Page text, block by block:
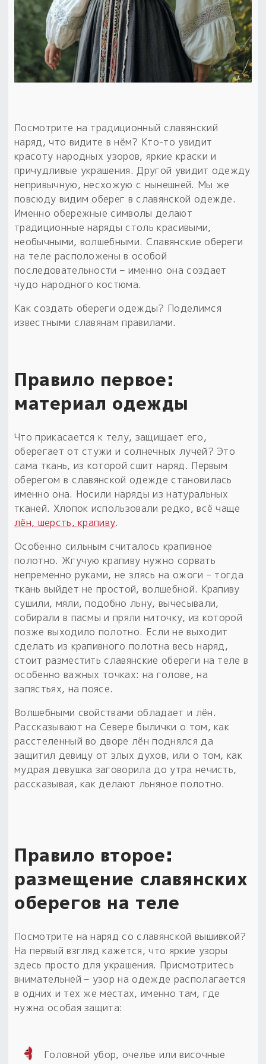
Обрядовые предметы
Расходные материалы
Готовые заговоры и обряды
Сундучок
Об авторе и издательстве
Наборы для книг
Электронные книги
Гадание он-лайн
Приложение для гадания
30 вариантов раскладов по системе Рез Рода:
Предметы
Магические наборы
Для алтаря
«Резы Рода. Нежиты» и «Резы
Рода.Духи-Хозяева» с колодами
толковники со значениями, раскладами,
толкованиями колод
Узнать
Пыльный сундучок
большое обновление
Товары со скидкой
Товары недели
Безоплатная доставка
на заказ от 4 тыс. руб. со скидкой
Оберег в подарок
к заказу от 3 тыс. руб.
Посмотрите на традиционный славянский
наряд, что видите в нём? Кто-то увидит
красоту народных узоров, яркие краски и
причудливые украшения. Другой увидит одежду
непривычную, несхожую с нынешней. Мы же
повсюду видим оберег в славянской одежде.
Именно обережные символы делают
традиционные наряды столь красивыми,
необычными, волшебными. Славянские обереги
на теле расположены в особой
последовательности – именно она создает
чудо народного костюма.
Как создать обереги одежды? Поделимся
известными славянам правилами.
Правило первое:
материал одежды
Что прикасается к телу, защищает его,
оберегает от стужи и солнечных лучей? Это
сама ткань, из которой сшит наряд. Первым
оберегом в славянской одежде становилась
именно она. Носили наряды из натуральных
тканей. Хлопок использовали редко, всё чаще
лён, шерсть, крапиву.
Особенно сильным считалось крапивное
полотно. Жгучую крапиву нужно сорвать
непременно руками, не злясь на ожоги – тогда
ткань выйдет не простой, волшебной. Крапиву
сушили, мяли, подобно льну, вычесывали,
собирали в пасмы и пряли ниточку, из которой
позже выходило полотно. Если не выходит
сделать из крапивного полотна весь наряд,
стоит разместить славянские обереги на теле в
особенно важных точках: на голове, на
запястьях, на поясе.
Волшебными свойствами обладает и лён.
Рассказывают на Севере былички о том, как
расстеленный во дворе лён поднялся да
защитил девицу от злых духов, или о том, как
мудрая девушка заговорила до утра нечисть,
рассказывая, как делают льняное полотно.
Правило второе:
размещение славянских
оберегов на теле
Посмотрите на наряд со славянской вышивкой?
На первый взгляд кажется, что яркие узоры
здесь просто для украшения. Присмотритесь
внимательней – узор на одежде располагается
в одних и тех же местах, именно там, где
нужна особая защита:
Головной убор, очелье или височные